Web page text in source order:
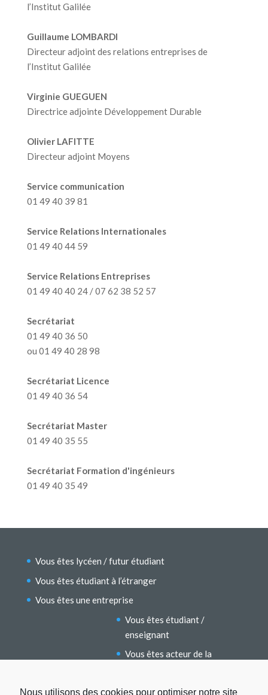
Nous utilisons des cookies pour optimiser notre site
l’Institut Galilée
Guillaume LOMBARDI
Directeur adjoint des relations entreprises de
l’Institut Galilée
Virginie GUEGUEN
Directrice adjointe Développement Durable
Olivier LAFITTE
Directeur adjoint Moyens
Service communication
01 49 40 39 81
Service Relations Internationales
01 49 40 44 59
Service Relations Entreprises
01 49 40 40 24 / 07 62 38 52 57
Secrétariat
01 49 40 36 50
ou 01 49 40 28 98
Secrétariat Licence
01 49 40 36 54
Secrétariat Master
01 49 40 35 55
Secrétariat Formation d'ingénieurs
01 49 40 35 49
Vous êtes lycéen / futur étudiant
Vous êtes étudiant à l’étranger
Vous êtes une entreprise
Vous êtes étudiant /
enseignant
Vous êtes acteur de la
Vous êtes un ancien étudiant